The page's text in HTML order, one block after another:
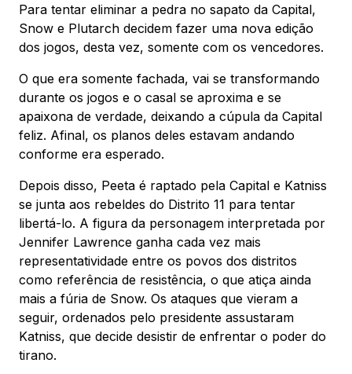
Para tentar eliminar a pedra no sapato da Capital,
Snow e Plutarch decidem fazer uma nova edição
dos jogos, desta vez, somente com os vencedores.
O que era somente fachada, vai se transformando
durante os jogos e o casal se aproxima e se
apaixona de verdade, deixando a cúpula da Capital
feliz. Afinal, os planos deles estavam andando
conforme era esperado.
Depois disso, Peeta é raptado pela Capital e Katniss
se junta aos rebeldes do Distrito 11 para tentar
libertá-lo. A figura da personagem interpretada por
Jennifer Lawrence ganha cada vez mais
representatividade entre os povos dos distritos
como referência de resistência, o que atiça ainda
mais a fúria de Snow. Os ataques que vieram a
seguir, ordenados pelo presidente assustaram
Katniss, que decide desistir de enfrentar o poder do
tirano.